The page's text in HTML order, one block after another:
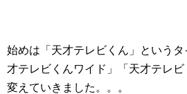
始めは「天才テレビくん」という
才テレビくんワイド」「天才テレ
変えていきました。。。